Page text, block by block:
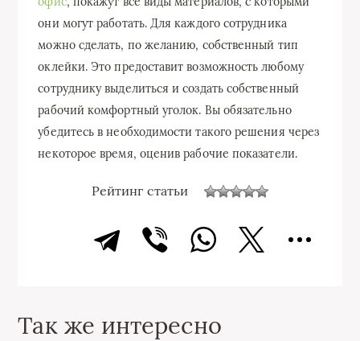
они могут работать. Для каждого сотрудника
можно сделать, по желанию, собственный тип
оклейки. Это предоставит возможность любому
сотруднику выделиться и создать собственный
рабочий комфортный уголок. Вы обязательно
убедитесь в необходимости такого решения через
некоторое время, оценив рабочие показатели.
Рейтинг статьи
Так же интересно